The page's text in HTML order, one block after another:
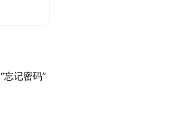
记密码”